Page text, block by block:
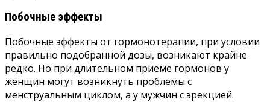
Побочные эффекты
Побочные эффекты от гормонотерапии, при условии
правильно подобранной дозы, возникают крайне
редко. Но при длительном приеме гормонов у
женщин могут возникнуть проблемы с
менструальным циклом, а у мужчин с эрекцией.